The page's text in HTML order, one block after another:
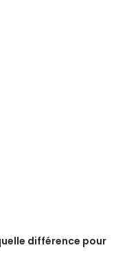
différence pour